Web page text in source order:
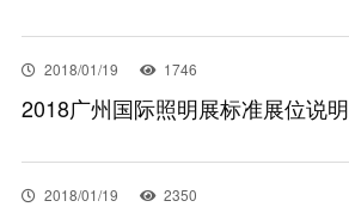
2018/01/19 1746
2018广州国际照明展标准展位说明
2018/01/19 2350